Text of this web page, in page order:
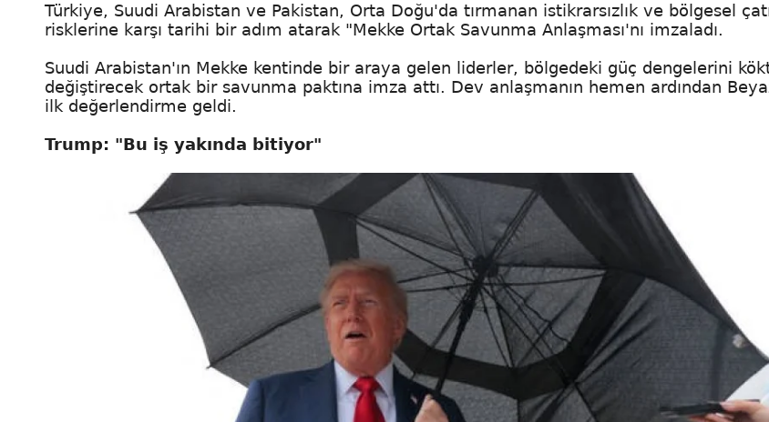
Türkiye, Suudi Arabistan ve Pakistan, Orta Doğu'da tırmanan istikrarsızlık ve bölgesel
risklerine karşı tarihi bir adım atarak "Mekke Ortak Savunma Anlaşması'nı imzaladı.
Suudi Arabistan'ın Mekke kentinde bir araya gelen liderler, bölgedeki güç dengelerini
değiştirecek ortak bir savunma paktına imza attı. Dev anlaşmanın hemen ardından
ilk değerlendirme geldi.
Trump: "Bu iş yakında bitiyor"